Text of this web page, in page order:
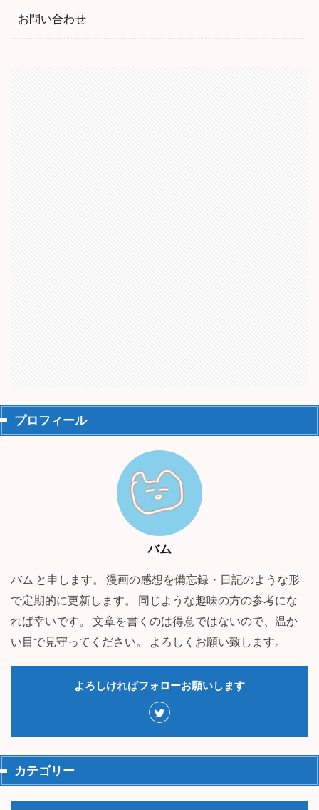
お問い合わせ
プロフィール
バム
バム と申します。 漫画の感想を備忘録・日記のような形
で定期的に更新します。 同じような趣味の方の参考にな
れば幸いです。 文章を書くのは得意ではないので、温か
い目で見守ってください。 よろしくお願い致します。
よろしければフォローお願いします
カテゴリー